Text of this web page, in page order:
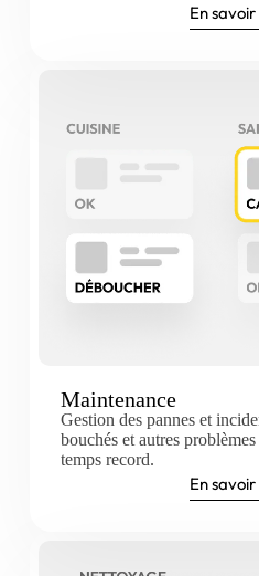
En savoir
Maintenance
Gestion des pannes et
bouchés et autres
temps record.
En savoir